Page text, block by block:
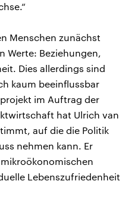
Menschen zunächst
Werte: Beziehungen,
Dies allerdings sind
kaum beeinflussbar
im Auftrag der
hat Ulrich van
auf die die Politik
nehmen kann. Er
Lebenszufriedenheit